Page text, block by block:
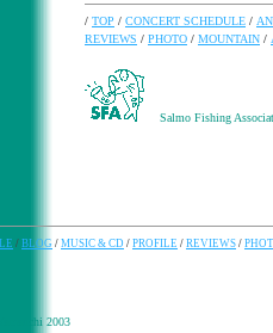
/ TOP / CONCERT SCHEDULE /
REVIEWS / PHOTO / MOUNTAIN /
Salmo Fishing
/ BLOG / MUSIC & CD / PROFILE / REVIEWS /
2003